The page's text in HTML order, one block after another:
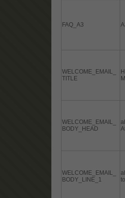
FAQ_A3
WELCOME_EMAIL_
TITLE
WELCOME_EMAIL_
BODY_HEAD
WELCOME_EMAIL_
BODY_LINE_1